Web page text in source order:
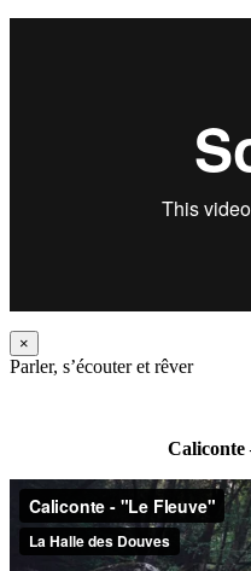
×
Parler, s’écouter et rêver
Caliconte